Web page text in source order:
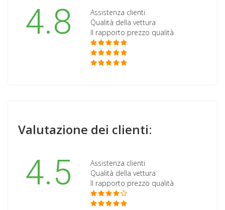
4.8
Assistenza clienti
Qualità della vettura
Il rapporto prezzo qualità
Valutazione dei clienti:
4.5
Assistenza clienti
Qualità della vettura
Il rapporto prezzo qualità